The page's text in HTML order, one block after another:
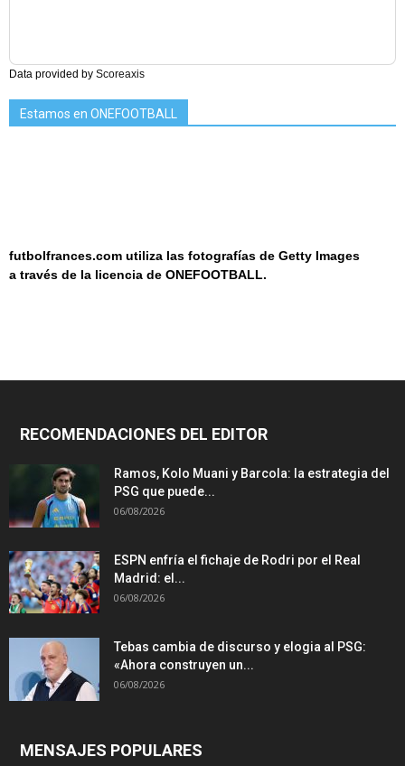
Data provided by Scoreaxis
Estamos en ONEFOOTBALL
futbolfrances.com utiliza las fotografías de Getty Images
a través de la licencia de ONEFOOTBALL.
RECOMENDACIONES DEL EDITOR
Ramos, Kolo Muani y Barcola: la estrategia del
PSG que puede...
06/08/2026
ESPN enfría el fichaje de Rodri por el Real
Madrid: el...
06/08/2026
Tebas cambia de discurso y elogia al PSG:
«Ahora construyen un...
06/08/2026
MENSAJES POPULARES